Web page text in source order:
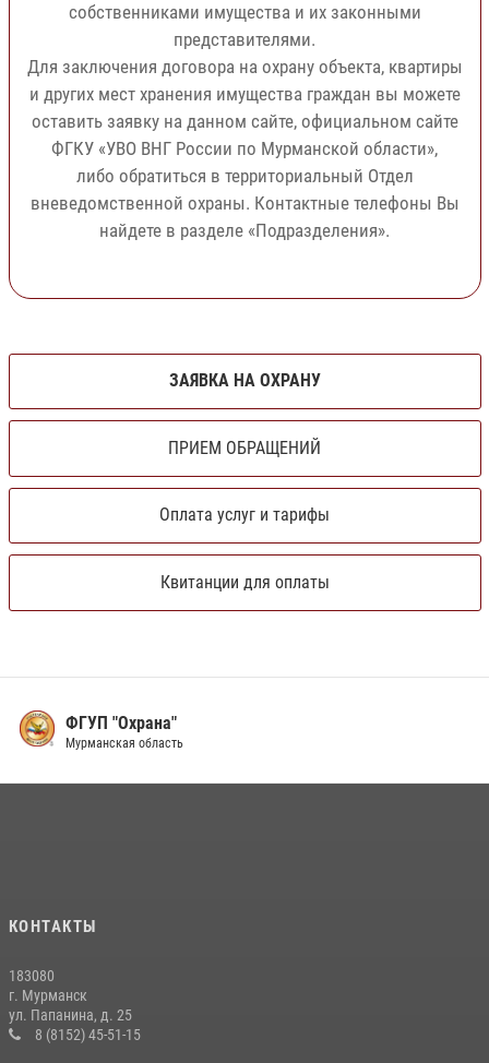
собственниками имущества и их законными
представителями.
Для заключения договора на охрану объекта, квартиры
и других мест хранения имущества граждан вы можете
оставить заявку на данном сайте, официальном сайте
ФГКУ «УВО ВНГ России по Мурманской области»,
либо обратиться в территориальный Отдел
вневедомственной охраны. Контактные телефоны Вы
найдете в разделе «Подразделения».
ЗАЯВКА НА ОХРАНУ
ПРИЕМ ОБРАЩЕНИЙ
Оплата услуг и тарифы
Квитанции для оплаты
ФГУП "Охрана"
Мурманская область
КОНТАКТЫ
183080
г. Мурманск
ул. Папанина, д. 25
8 (8152) 45-51-15